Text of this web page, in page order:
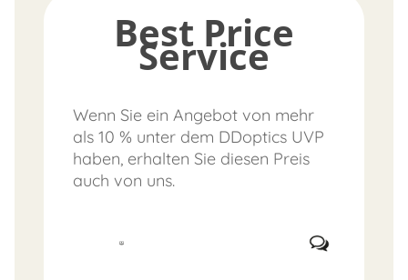
Best Price
Service
Wenn Sie ein Angebot von mehr
als 10 % unter dem DDoptics UVP
haben, erhalten Sie diesen Preis
auch von uns.